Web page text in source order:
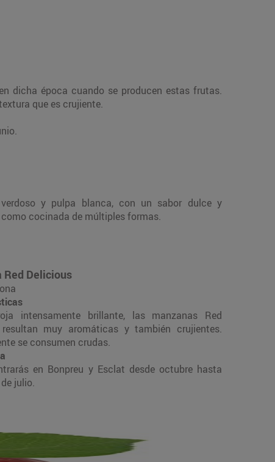
dicha época cuando se producen estas frutas.
que es crujiente.
y pulpa blanca, con un sabor dulce y
cocinada de múltiples formas.
Red Delicious
intensamente brillante, las manzanas Red
muy aromáticas y también crujientes.
se consumen crudas.
en Bonpreu y Esclat desde octubre hasta
julio.